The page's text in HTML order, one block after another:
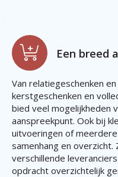
Een breed
Van relatiegeschenken
kerstgeschenken en
bied veel mogelijkheden
aanspreekpunt. Ook bij
uitvoeringen of
samenhang en
verschillende
opdracht overzichtelijk